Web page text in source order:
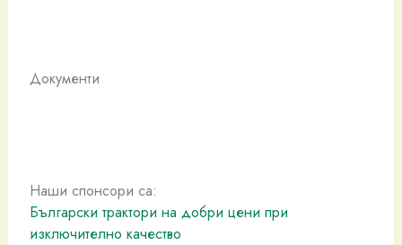
Документи
Наши спонсори са:
Български трактори на добри цени при
изключително качество